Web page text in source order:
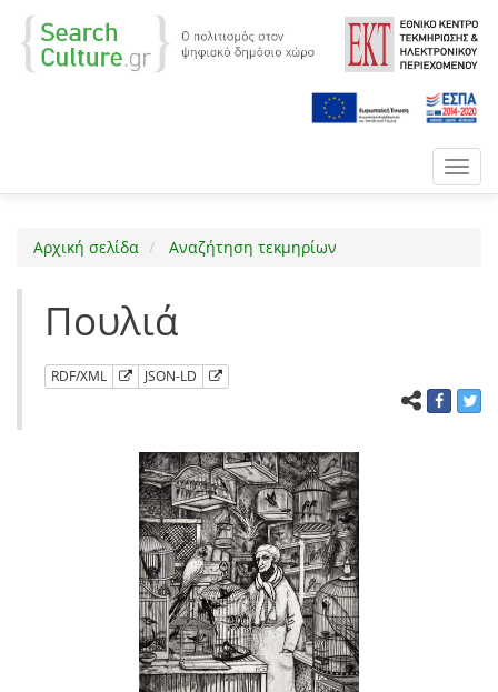
Αρχική σελίδα Αναζήτηση τεκμηρίων
Πουλιά
RDF/XML JSON-LD